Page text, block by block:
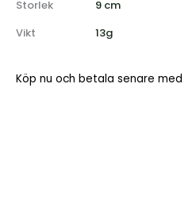
Storlek
9 cm
Vikt
13g
Köp nu och betala senare med